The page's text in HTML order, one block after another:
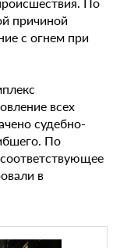
причиной
с огнем при
всех
судебно-
По
в